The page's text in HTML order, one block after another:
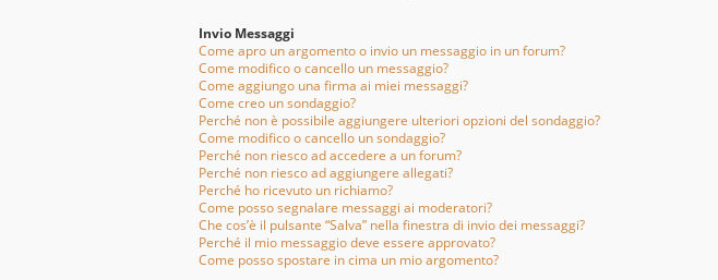
Invio Messaggi
Come apro un argomento o invio un messaggio in un forum?
Come modifico o cancello un messaggio?
Come aggiungo una firma ai miei messaggi?
Come creo un sondaggio?
Perché non è possibile aggiungere ulteriori opzioni del sondaggio?
Come modifico o cancello un sondaggio?
Perché non riesco ad accedere a un forum?
Perché non riesco ad aggiungere allegati?
Perché ho ricevuto un richiamo?
Come posso segnalare messaggi ai moderatori?
Che cos’è il pulsante “Salva” nella finestra di invio dei messaggi?
Perché il mio messaggio deve essere approvato?
Come posso spostare in cima un mio argomento?